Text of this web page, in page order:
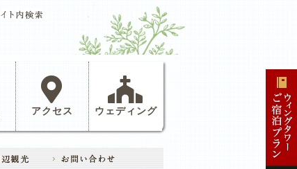
アクセス ウェディング